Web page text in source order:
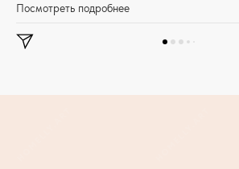
Посмотреть подробнее